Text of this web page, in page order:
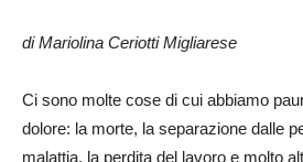
di Mariolina Ceriotti Migliarese
Ci sono molte cose di cui abbiamo
dolore: la morte, la separazione dalle
malattia, la perdita del lavoro e molto